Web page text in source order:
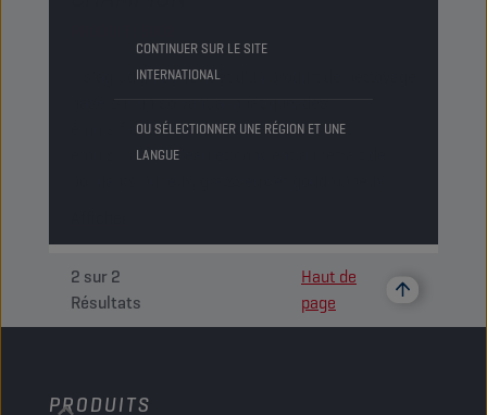
CONTINUER SUR LE SITE
INTERNATIONAL
OU SÉLECTIONNER UNE RÉGION ET UNE
LANGUE
Il s'agit d'un solvant et d'un produit de nettoyage
émulsifiants et des tensio-actifs. Il est
émulsifiable à l'eau et convient au retrait de
2 sur2
Résultats
Haut de
page
PRODUITS